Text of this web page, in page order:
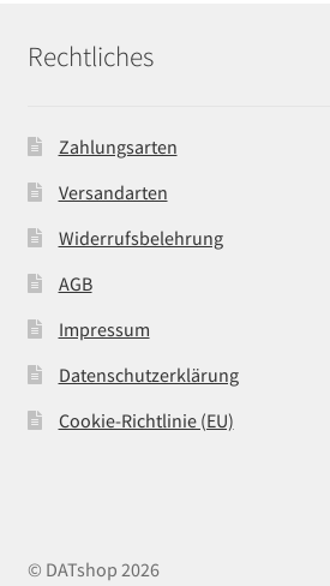
Rechtliches
Zahlungsarten
Versandarten
Widerrufsbelehrung
AGB
Impressum
Datenschutzerklärung
Cookie-Richtlinie (EU)
© DATshop 2026